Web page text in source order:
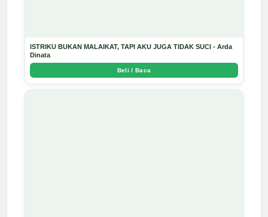
ISTRIKU BUKAN MALAIKAT, TAPI AKU JUGA TIDAK SUCI - Arda
Dinata
Beli / Baca